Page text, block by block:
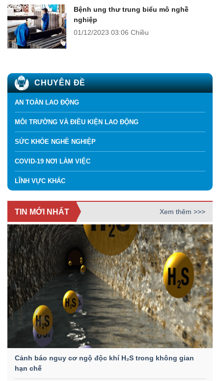
Bệnh ung thư trung biểu mô nghề
nghiệp
01/12/2023 03:06 Chiều
CHUYÊN ĐỀ
AN TOÀN LAO ĐỘNG
MÔI TRƯỜNG VÀ ĐIỀU KIỆN LAO ĐỘNG
SỨC KHỎE NGHỀ NGHIỆP
COVID-19 NƠI LÀM VIỆC
LĨNH VỰC KHÁC
TIN MỚI NHẤT Xem thêm >>>
Cảnh báo nguy cơ ngộ độc khí H₂S trong không gian
hạn chế